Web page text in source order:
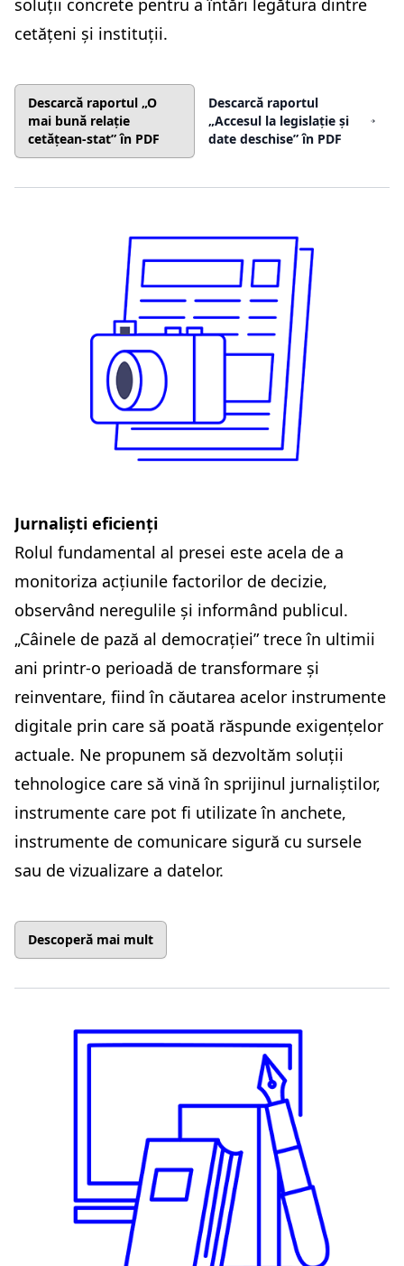
cetățeni și instituții.
Descarcă raportul „O
mai bună relație
cetățean-stat” în PDF
Descarcă raportul
„Accesul la legislație și
date deschise” în PDF
Jurnaliști eficienți
Rolul fundamental al presei este acela de a
monitoriza acțiunile factorilor de decizie,
observând neregulile și informând publicul.
„Câinele de pază al democrației” trece în ultimii
ani printr-o perioadă de transformare și
reinventare, fiind în căutarea acelor instrumente
digitale prin care să poată răspunde exigențelor
actuale. Ne propunem să dezvoltăm soluții
tehnologice care să vină în sprijinul jurnaliștilor,
instrumente care pot fi utilizate în anchete,
instrumente de comunicare sigură cu sursele
sau de vizualizare a datelor.
Descoperă mai mult